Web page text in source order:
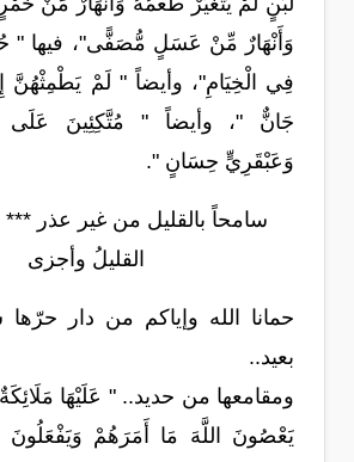
وَأَنْهَارٌ مِّنْ عَسَلٍ مُّصَفًّى"، فيها "
فِي الْخِيَامِ"، وأيضاً " لَمْ يَطْمِثْهُنَّ
جَانٌّ "، وأيضاً " مُتَّكِئِينَ
وَعَبْقَرِيٍّ حِسَانٍ ".
سامحاً بالقليل من غير عذر
القليلُ وأجزى
حمانا الله وإياكم من دار حرّها
بعيد..
ومقامعها من حديد.. " عَلَيْهَا
يَعْصُونَ اللَّهَ مَا أَمَرَهُمْ وَيَفْعَلُونَ